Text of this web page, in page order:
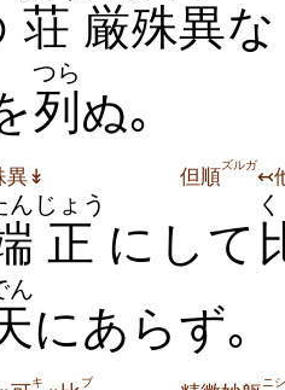
荘 厳殊異
列
つら
ぬ｡
異↡ 但順ズルガ↢
ん
正
じょう
にして
ん
にあらず｡
キ ブ ニ